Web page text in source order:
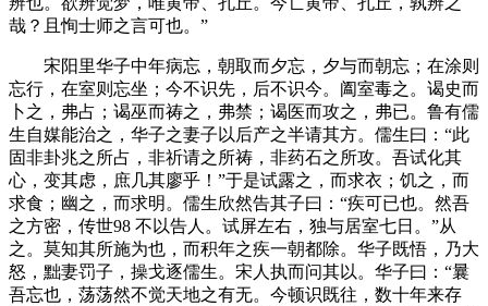
哉？且恂士师之言可也。”
宋阳里华子中年病忘，朝取而夕忘，夕与而朝忘；在涂则
忘行，在室则忘坐；今不识先，后不识今。阖室毒之。谒史而
卜之，弗占；谒巫而祷之，弗禁；谒医而攻之，弗已。鲁有儒
生自媒能治之，华子之妻子以后产之半请其方。儒生曰：“此
固非卦兆之所占，非祈请之所祷，非药石之所攻。吾试化其
心，变其虑，庶几其廖乎！”于是试露之，而求衣；饥之，而
求食；幽之，而求明。儒生欣然告其子曰：“疾可已也。然吾
之方密，传世98 不以告人。试屏左右，独与居室七日。”从
之。莫知其所施为也，而积年之疾一朝都除。华子既悟，乃大
怒，黜妻罚子，操戈逐儒生。宋人执而问其以。华子曰：“曩
吾忘也，荡荡然不觉天地之有无。今顿识既往，数十年来存